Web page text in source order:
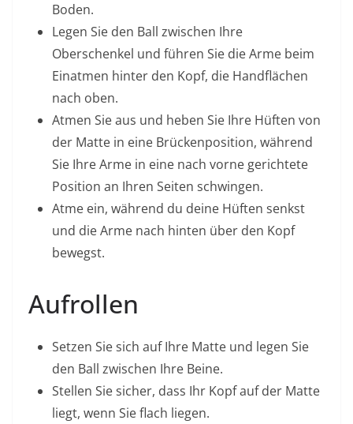
Boden.
Legen Sie den Ball zwischen Ihre
Oberschenkel und führen Sie die Arme beim
Einatmen hinter den Kopf, die Handflächen
nach oben.
Atmen Sie aus und heben Sie Ihre Hüften von
der Matte in eine Brückenposition, während
Sie Ihre Arme in eine nach vorne gerichtete
Position an Ihren Seiten schwingen.
Atme ein, während du deine Hüften senkst
und die Arme nach hinten über den Kopf
bewegst.
Aufrollen
Setzen Sie sich auf Ihre Matte und legen Sie
den Ball zwischen Ihre Beine.
Stellen Sie sicher, dass Ihr Kopf auf der Matte
liegt, wenn Sie flach liegen.